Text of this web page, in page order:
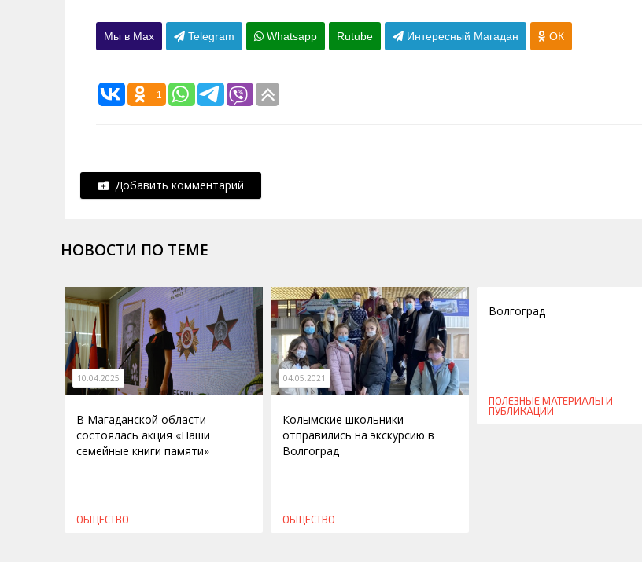
Мы в Max Telegram Whatsapp Rutube Интересный Магадан ОК
1
Добавить комментарий
НОВОСТИ ПО ТЕМЕ
10.04.2025
В Магаданской области
состоялась акция «Наши
семейные книги памяти»
ОБЩЕСТВО
04.05.2021
Колымские школьники
отправились на экскурсию в
Волгоград
ОБЩЕСТВО
Волгоград
ПОЛЕЗНЫЕ МАТЕРИАЛЫ И
ПУБЛИКАЦИИ